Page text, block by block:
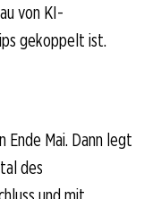
von KI-
gekoppelt ist.
Mai. Dann legt
des